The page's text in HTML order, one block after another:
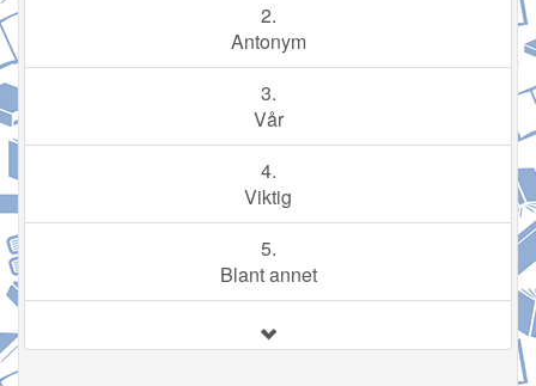
2.
Antonym
3.
Vår
4.
Viktig
5.
Blant annet